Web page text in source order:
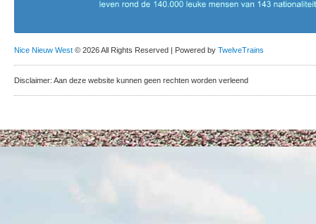
Nice Nieuw West © 2026 All Rights Reserved | Powered by TwelveTrains
Disclaimer: Aan deze website kunnen geen rechten worden verleend